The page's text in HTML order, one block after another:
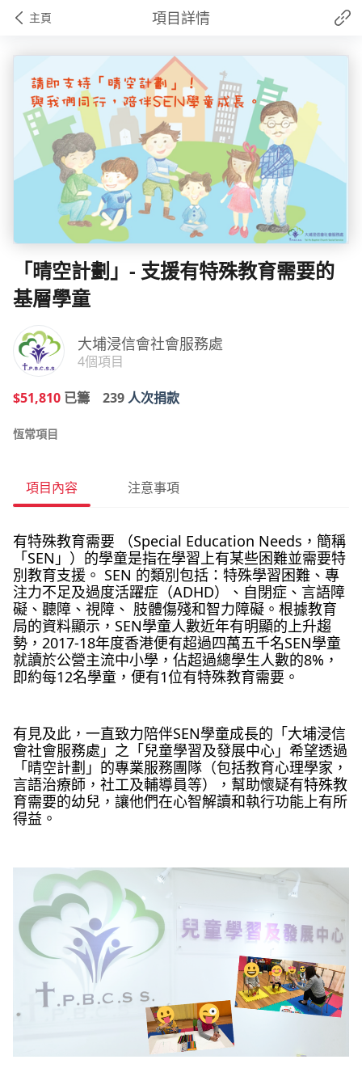
主頁 項目詳情
「晴空計劃」- 支援有特殊教育需要的
基層學童
大埔浸信會社會服務處
4個項目
$51,810 已籌 239人次捐款
恆常項目
項目內容 注意事項
有特殊教育需要 （Special Education Needs，簡稱
「SEN」）的學童是指在學習上有某些困難並需要特
別教育支援。 SEN 的類別包括：特殊學習困難、專
注力不足及過度活躍症（ADHD）、自閉症、言語障
礙、聽障、視障、 肢體傷殘和智力障礙。根據教育
局的資料顯示，SEN學童人數近年有明顯的上升趨
勢，2017-18年度香港便有超過四萬五千名SEN學童
就讀於公營主流中小學，佔超過總學生人數的8%，
即約每12名學童，便有1位有特殊教育需要。
有見及此，一直致力陪伴SEN學童成長的「大埔浸信
會社會服務處」之「兒童學習及發展中心」希望透過
「晴空計劃」的專業服務團隊（包括教育心理學家，
言語治療師，社工及輔導員等），幫助懷疑有特殊教
育需要的幼兒，讓他們在心智解讀和執行功能上有所
得益。